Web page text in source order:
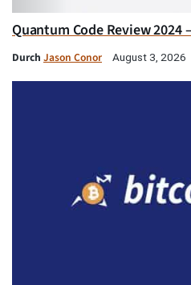
Quantum Code Review 2024
Durch Jason Conor August 3, 2026